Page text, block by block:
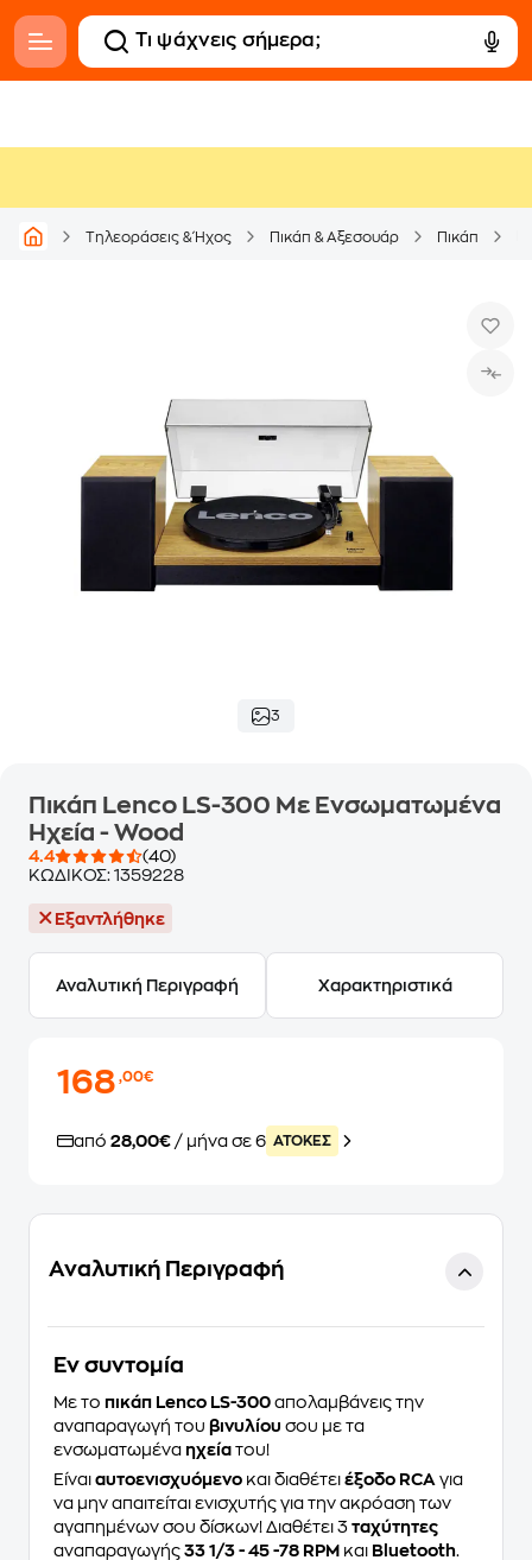
Τηλεοράσεις & Ήχος Πικάπ & Αξεσουάρ Πικάπ
3
Πικάπ Lenco LS-300 Με Ενσωματωμένα
Ηχεία - Wood
4.4
(40)
ΚΩΔΙΚΟΣ: 1359228
Εξαντλήθηκε
Αναλυτική Περιγραφή Χαρακτηριστικά
168,00€
από 28,00€ / μήνα σε 6 ATOKEΣ
Αναλυτική Περιγραφή
Eν συντομία
Με το πικάπ Lenco LS-300 απολαμβάνεις την
αναπαραγωγή του βινυλίου σου με τα
ενσωματωμένα ηχεία του!
Είναι αυτοενισχυόμενο και διαθέτει έξοδο RCA για
να μην απαιτείται ενισχυτής για την ακρόαση των
αγαπημένων σου δίσκων! Διαθέτει 3 ταχύτητες
αναπαραγωγής 33 1/3 - 45 -78 RPM και Bluetooth.